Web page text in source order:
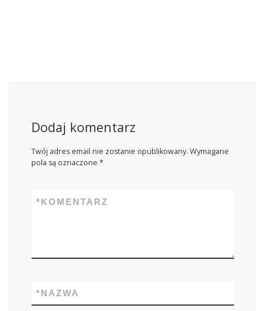
Dodaj komentarz
Twój adres email nie zostanie opublikowany. Wymagane
pola są oznaczone *
KOMENTARZ
*
NAZWA
*